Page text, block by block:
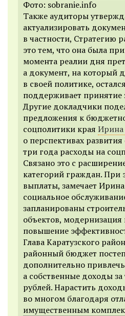
Фото: sobranie.info
Также аудиторы
актуализировать
в частности, Стратегию
это тем, что она была
момента реалии дня
а документ, на который
в своей политике,
поддерживает принятие
Другие докладчики
предложения к
соцполитики края Ирина
о перспективах
три года расходы на
Связано это с
категорий граждан. При
выплаты, замечает
социальное
запланированы
объектов,
повышение
Глава Каратузского
районный бюджет
дополнительно
а собственные доходы
рублей. Нарастить
во многом благодаря
имущественным